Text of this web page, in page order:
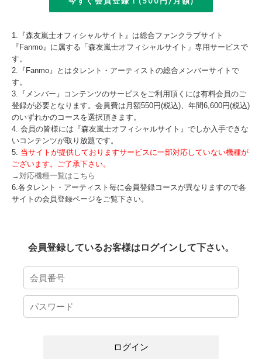
1.『森友嵐士オフィシャルサイト』は総合ファンクラブサイト
『Fanmo』に属する「森友嵐士オフィシャルサイト」専用サービスで
す。
2.『Fanmo』とはタレント・アーティストの総合メンバーサイトで
す。
3.『メンバー』コンテンツのサービスをご利用頂くには有料会員のご
登録が必要となります。会員費は月額550円(税込)、年間6,600円(税込)
のいずれかのコースを選択頂きます。
4. 会員の皆様には『森友嵐士オフィシャルサイト』でしか入手できな
いコンテンツが取り放題です。
5. 当サイトが提供しておりますサービスに一部対応していない機種が
ございます。ご了承下さい。
→対応機種一覧はこちら
6.各タレント・アーティスト毎に会員登録コースが異なりますので各
サイトの会員登録ページをご覧下さい。
会員登録しているお客様はログインして下さい。